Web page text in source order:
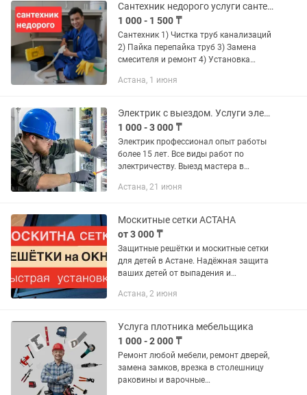
Сантехник недорого услуги сантехника прочистка труб канализаций трос
1 000 - 1 500 ₸
Сантехник 1) Чистка труб канализаций
2) Пайка перепайка труб 3) Замена
смесителя и ремонт 4) Установка
другое Обращайтесь
Астана, 1 июня
Электрик с выездом. Услуги электрика. Все виды работ по электричеству
1 000 - 3 000 ₸
Электрик профессионал опыт работы
более 15 лет. Все виды работ по
электричеству. Выезд мастера в
Астана, 21 июня
Москитные сетки АСТАНА
от 3 000 ₸
Защитные решётки и москитные сетки
для детей в Астане. Надёжная защита
ваших детей от выпадения и
качественные материалы.
Астана, 2 июня
Услуга плотника мебельщика
1 000 - 2 000 ₸
Ремонт любой мебели, ремонт дверей,
замена замков, врезка в столешницу
раковины и варочные